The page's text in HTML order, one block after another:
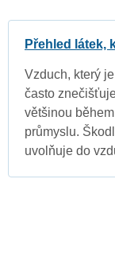
Přehled látek,
Vzduch, který
často
většinou
průmyslu.
uvolňuje do